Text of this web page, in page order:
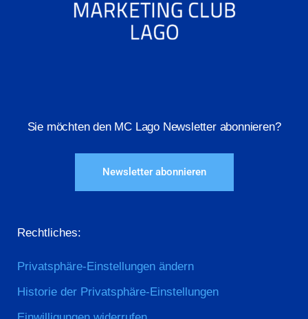
Sie möchten den MC Lago Newsletter abonnieren?
Newsletter abonnieren
Rechtliches:
Privatsphäre-Einstellungen ändern
Historie der Privatsphäre-Einstellungen